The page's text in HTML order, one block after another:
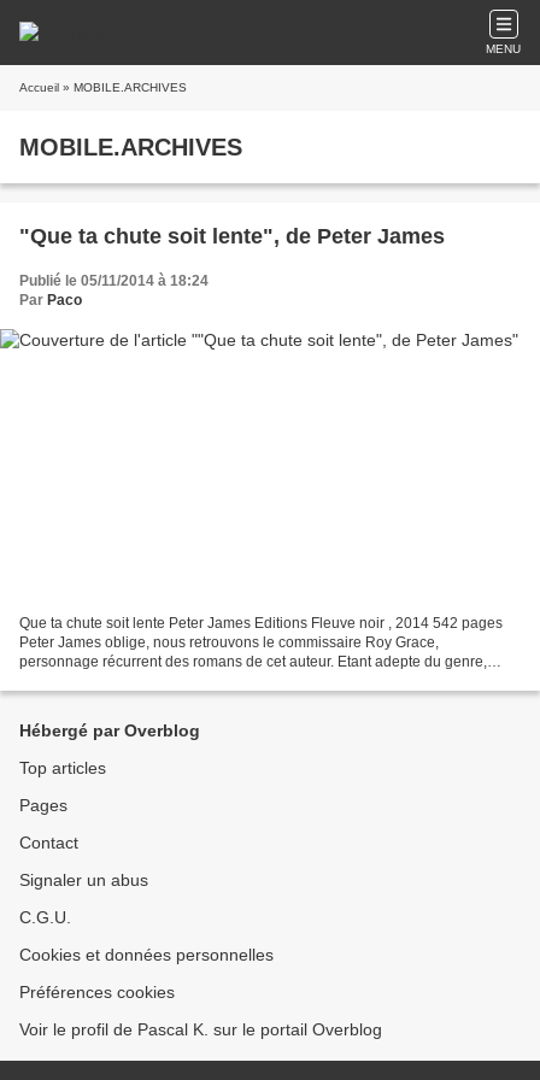
MENU
Accueil » MOBILE.ARCHIVES
MOBILE.ARCHIVES
"Que ta chute soit lente", de Peter James
Publié le 05/11/2014 à 18:24
Par Paco
Que ta chute soit lente Peter James Editions Fleuve noir , 2014 542 pages
Peter James oblige, nous retrouvons le commissaire Roy Grace,
personnage récurrent des romans de cet auteur. Etant adepte du genre,
Hébergé par Overblog
Top articles
Pages
Contact
Signaler un abus
C.G.U.
Cookies et données personnelles
Préférences cookies
Voir le profil de Pascal K. sur le portail Overblog